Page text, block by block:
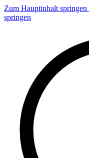
Zum Hauptinhalt springen
springen